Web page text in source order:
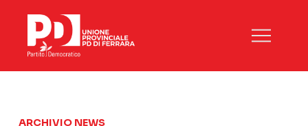
ARCHIVIO NEWS